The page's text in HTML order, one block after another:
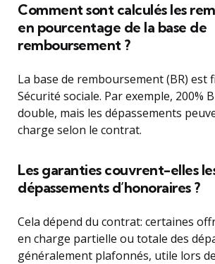
Comment sont calculés les
en pourcentage de la base de
remboursement ?
La base de remboursement (BR) est
Sécurité sociale. Par exemple, 200%
double, mais les dépassements
charge selon le contrat.
Les garanties couvrent-elles
dépassements d’honoraires ?
Cela dépend du contrat: certaines
en charge partielle ou totale des
généralement plafonnés, utile lors